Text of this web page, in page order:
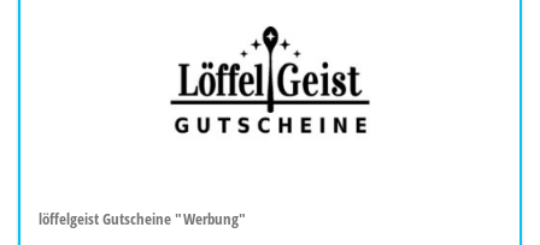
löffelgeist Gutscheine "Werbung"